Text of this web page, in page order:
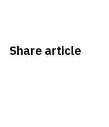
Share article